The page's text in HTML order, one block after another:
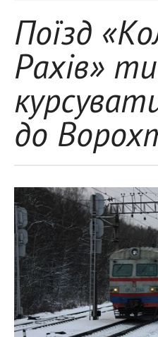
Поїзд
Рахів»
до